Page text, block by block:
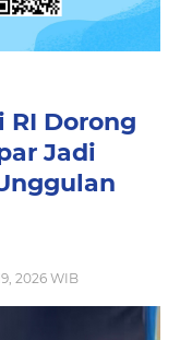
RI Dorong
Jadi
2026 WIB